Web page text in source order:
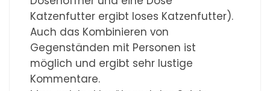
Katzenfutter ergibt loses Katzenfutter).
Auch das Kombinieren von
Gegenständen mit Personen ist
möglich und ergibt sehr lustige
Kommentare.